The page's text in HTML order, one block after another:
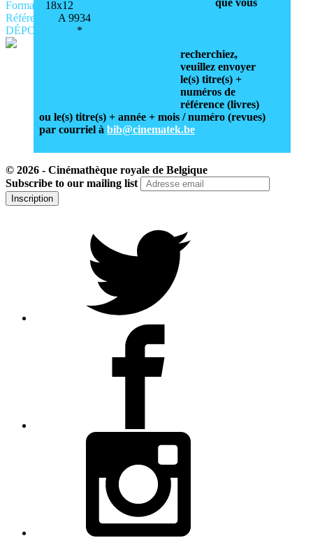
Format : 18x12
Référence : A 9934
DÉPOUILLÉ : *
que vous
recherchiez,
veuillez envoyer
le(s) titre(s) +
numéros de
référence (livres)
ou le(s) titre(s) + année + mois / numéro (revues)
par courriel à bib@cinematek.be
© 2026 - Cinémathèque royale de Belgique
Subscribe to our mailing list